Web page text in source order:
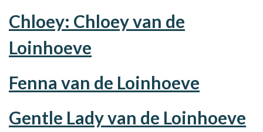
Chloey: Chloey van de
Loinhoeve
Fenna van de Loinhoeve
Gentle Lady van de Loinhoeve